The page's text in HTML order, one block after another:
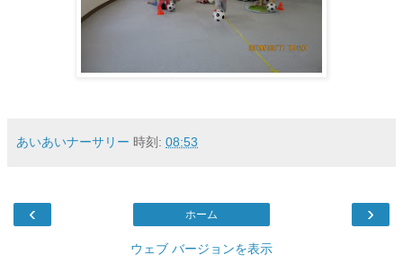
あいあいナーサリー 時刻: 08:53
‹ ›
ホーム
ウェブ バージョンを表示